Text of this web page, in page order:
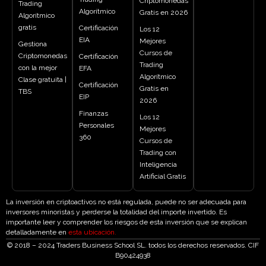
Trading
Algorítmico
gratis
Gestiona
Criptomonedas
con la mejor
Clase gratuita |
TBS
Algorítmico
Certificación
EIA
Certificación
EFA
Certificación
EIP
Finanzas
Personales
360
Gratis en 2026
Los 12
Mejores
Cursos de
Trading
Algorítmico
Gratis en
2026
Los 12
Mejores
Cursos de
Trading con
Inteligencia
Artificial Gratis
La inversión en criptoactivos no está regulada, puede no ser adecuada para
inversores minoristas y perderse la totalidad del importe invertido. Es
importante leer y comprender los riesgos de esta inversión que se explican
detalladamente en esta ubicación.
© 2018 – 2024 Traders Business School SL. todos los derechos reservados. CIF
B90424938